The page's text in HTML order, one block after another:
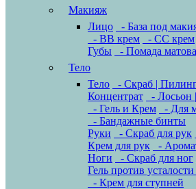
Макияж
Лицо
- База под
- BB крем
- CC крем
Губы
- Помада
Тело
Тело
- Скраб |
Концентрат
- Лосьон
- Гель и Крем
- Для
- Бандажные бинты
Руки
- Скраб для рук
Крем для рук
-
Ноги
- Скраб для ног
Гель против
- Крем для ступней